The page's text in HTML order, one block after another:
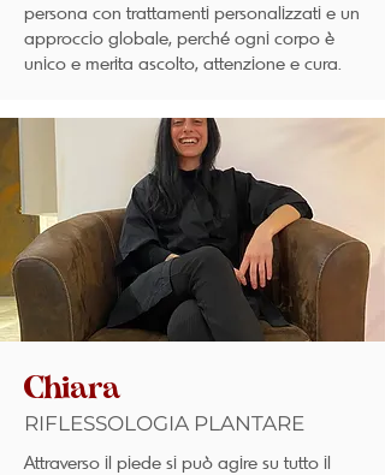
persona con trattamenti personalizzati e un
approccio globale, perché ogni corpo è
unico e merita ascolto, attenzione e cura.
Chiara
RIFLESSOLOGIA PLANTARE
Attraverso il piede si può agire su tutto il